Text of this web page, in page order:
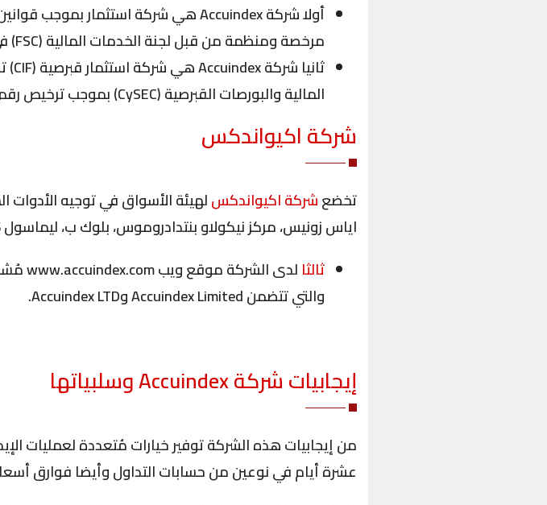
أولا
مرخصة ومنظمة من قبل لجنة الخدمات المالية (FSC) في موريشيوس برقم الترخيص GB19024778.
ثانيا
المالية والبورصات القبرصية (CySEC) بموجب ترخيص رقم 340/17.
شركة اكيواندكس
تخضعشركة اكيواندكس
اياس زونيس، مركز نيكولاو بنتدادروموس، بلوك ب، ليماسول 3026، قبرص.
ثالثا لدى الشركة موقع ويبwww.accuindex.com
والتي تتضمن Accuindex Limited وAccuindex LTD.
إيجابيات شركةAccuindexوسلبياتها
من إيجابيات هذه الشركة توفير خيارات مُتعددة لعمليات
عشرة أيام في نوعين من حسابات التداول وأيضا فوارق